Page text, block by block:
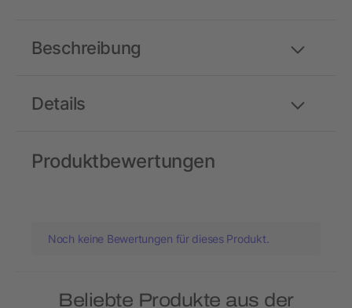
Details
Beschreibung
Produktbewertungen
Noch keine Bewertungen für dieses Produkt.
Beliebte Produkte aus der